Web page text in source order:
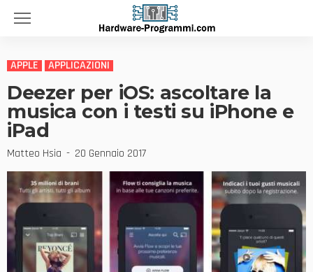
APPLE APPLICAZIONI
Deezer per iOS: ascoltare la
musica con i testi su iPhone e
iPad
Matteo Hsia 20 Gennaio 2017